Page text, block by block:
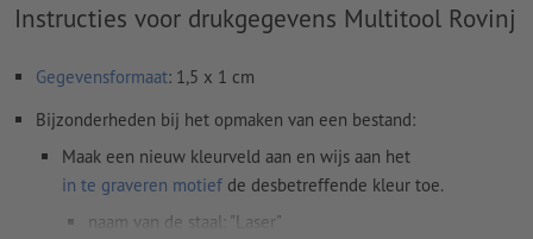
Instructies voor drukgegevens Multitool Rovinj
Gegevensformaat: 1,5 x 1 cm
Bijzonderheden bij het opmaken van een bestand:
Maak een nieuw kleurveld aan en wijs aan het
in te graveren motief de desbetreffende kleur toe.
naam van de staal: "Laser"